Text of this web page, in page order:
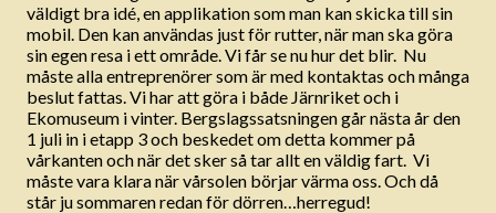
väldigt bra idé, en applikation som man kan skicka till sin
mobil. Den kan användas just för rutter, när man ska göra
sin egen resa i ett område. Vi får se nu hur det blir. Nu
måste alla entreprenörer som är med kontaktas och många
beslut fattas. Vi har att göra i både Järnriket och i
Ekomuseum i vinter. Bergslagssatsningen går nästa år den
1 juli in i etapp 3 och beskedet om detta kommer på
vårkanten och när det sker så tar allt en väldig fart. Vi
måste vara klara när vårsolen börjar värma oss. Och då
står ju sommaren redan för dörren…herregud!